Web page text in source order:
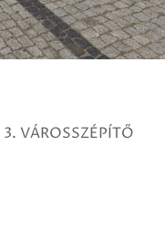
3. VÁROSSZÉPÍTŐ